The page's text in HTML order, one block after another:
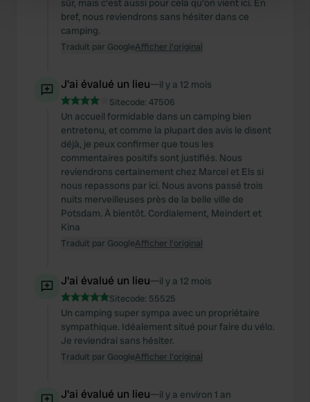
Find out more about how your personal data is processed
and set your preferences in the
We also share information about your use of our site with
our social media, advertising and analytics partners who
may combine it with other information that you’ve
provided to them or that they’ve collected from your use
of their services.
sûr, mais c'est aussi pour cela qu'on vient ici. En
bref, nous reviendrons sans hésiter dans ce
camping.
Traduit par GoogleAfficher l'original
J'ai évalué un lieu—il y a 12 mois
Sitecode: 47506
Un accueil formidable dans un camping bien
entretenu, et comme la plupart des avis le disent
déjà, je peux confirmer que tous les
commentaires positifs sont justifiés. Nous
reviendrons certainement chez Marcel et Els si
nous repassons par ici. Nous avons passé trois
nuits merveilleuses près de la belle ville de
Potsdam. À bientôt. Cordialement, Meindert et
Kina
Traduit par GoogleAfficher l'original
J'ai évalué un lieu—il y a 12 mois
Sitecode: 55525
Un camping super sympa avec un propriétaire
sympathique. Idéalement situé pour faire du vélo.
Je reviendrai sans hésiter.
Traduit par GoogleAfficher l'original
J'ai évalué un lieu—il y a environ 1 an